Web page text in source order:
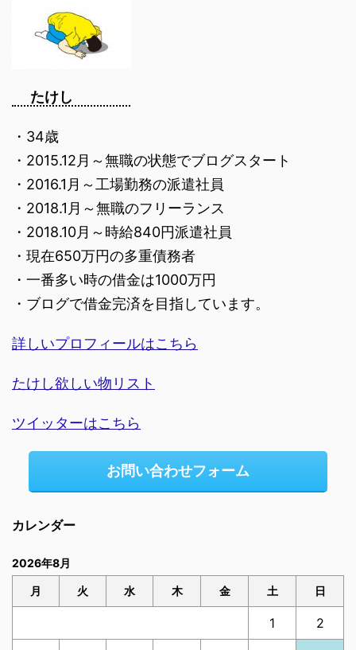
たけし
・34歳
・2015.12月～無職の状態でブログスタート
・2016.1月～工場勤務の派遣社員
・2018.1月～無職のフリーランス
・2018.10月～時給840円派遣社員
・現在650万円の多重債務者
・一番多い時の借金は1000万円
・ブログで借金完済を目指しています。
詳しいプロフィールはこちら
たけし欲しい物リスト
ツイッターはこちら
お問い合わせフォーム
カレンダー
2026年8月
月 火 水 木 金 土 日
1 2